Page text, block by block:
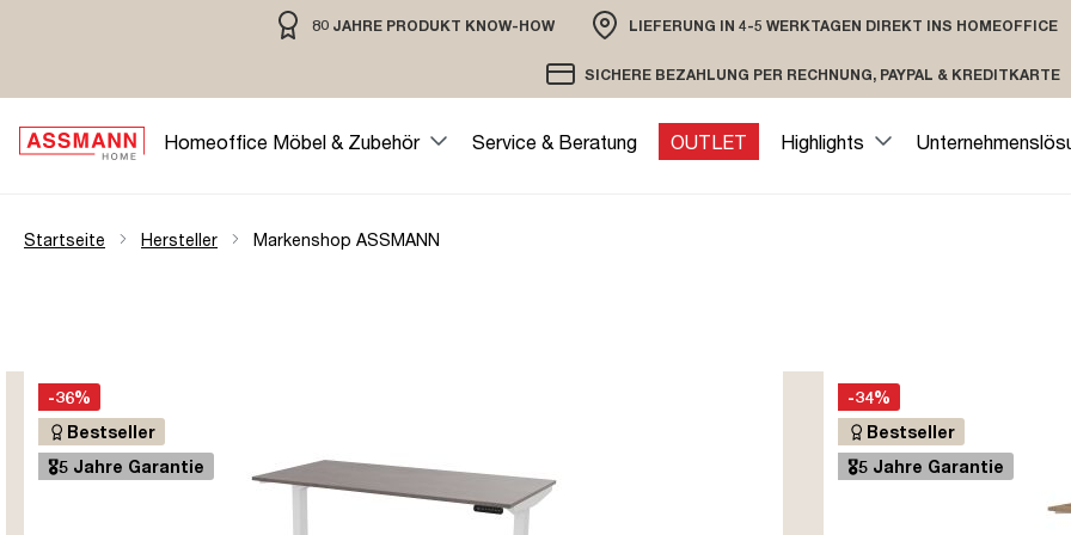
Zur Hauptnavigation springen80 JAHRE PRODUKT KNOW-HOW
80 JAHRE MÖBELBAU MIT TRADITION
LIEFERUNG IN 4-5 WERKTAGEN DIREKT INS HOMEOFFICE
VERSAND PER DHL ODER SPEDITION
SICHERE BEZAHLUNG PER RECHNUNG, PAYPAL & KREDITKARTE
VERSCHLÜSSELTE ÜBERTRAGUNG
Homeoffice Möbel & Zubehör Service & Beratung OUTLET Highlights
Startseite Hersteller Markenshop ASSMANN
-36%
Bestseller
🎖️5 Jahre Garantie
-34%
Bestseller
🎖️5 Jahre Garantie